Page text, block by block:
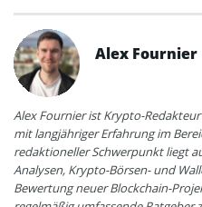
Alex Fournier
Alex Fournier ist Krypto-
mit langjähriger Erfahrung im
redaktioneller Schwerpunkt liegt
Analysen, Krypto-Börsen- und
Bewertung neuer Blockchain-